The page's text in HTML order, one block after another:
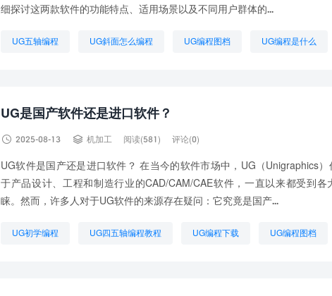
细探讨这两款软件的功能特点、适用场景以及不同用户群体的...
UG五轴编程 UG斜面怎么编程 UG编程图档 UG编程是什么
UG是国产软件还是进口软件？
 2025-08-13  机加工 阅读(581) 评论(0)
UG软件是国产还是进口软件？ 在当今的软件市场中，UG（Unigraphics
于产品设计、工程和制造行业的CAD/CAM/CAE软件，一直以来都受到各
睐。然而，许多人对于UG软件的来源存在疑问：它究竟是国产...
UG初学编程 UG四五轴编程教程 UG编程下载 UG编程图档